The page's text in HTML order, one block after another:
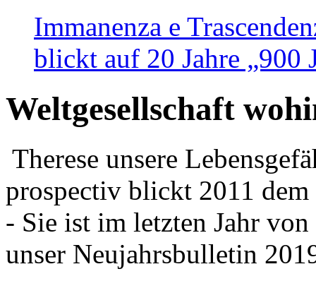
Immanenza e
blickt auf 20 Jahre „900
Weltgesellschaft
Therese unsere
prospectiv blickt 2011
- Sie ist im letzten Jahr
unser Neujahrsbulletin